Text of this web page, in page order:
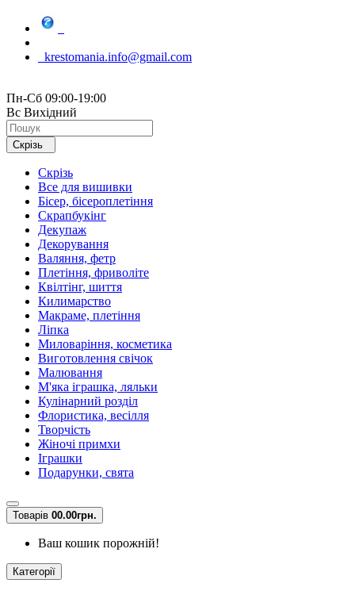
krestomania.info@gmail.com
Пн-Сб 09:00-19:00
Вс Вихідний
Скрізь
Скрізь
Все для вишивки
Бісер, бісероплетіння
Скрапбукінг
Декупаж
Декорування
Валяння, фетр
Плетіння, фриволіте
Квілтінг, шиття
Килимарство
Макраме, плетіння
Ліпка
Миловаріння, косметика
Виготовлення свічок
Малювання
М'яка іграшка, ляльки
Кулінарний розділ
Флористика, весілля
Творчість
Жіночі примхи
Іграшки
Подарунки, свята
Товарів 00.00грн.
Ваш кошик порожній!
Категорії